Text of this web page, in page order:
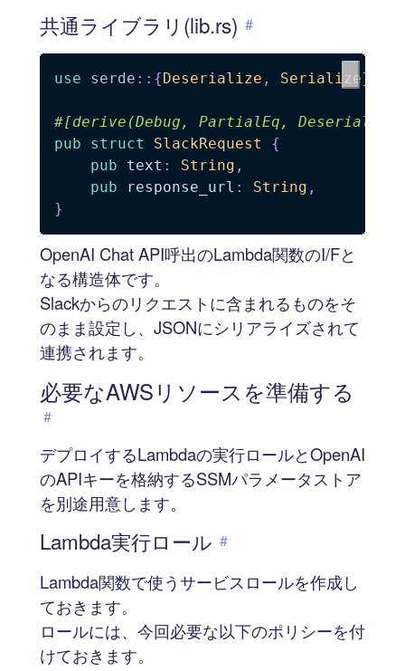
共通ライブラリ(lib.rs) #
use serde :: {Deserialize , Serialize}
#[derive(Debug, PartialEq,
pub
struct SlackRequest
{
pub text : String ,
pub response_url : String ,
}
OpenAI Chat API呼出のLambda関数のI/Fと
なる構造体です。
Slackからのリクエストに含まれるものをそ
のまま設定し、JSONにシリアライズされて
連携されます。
必要なAWSリソースを準備する
#
デプロイするLambdaの実行ロールとOpenAI
のAPIキーを格納するSSMパラメータストア
を別途用意します。
Lambda実行ロール #
Lambda関数で使うサービスロールを作成し
ておきます。
ロールには、今回必要な以下のポリシーを付
けておきます。